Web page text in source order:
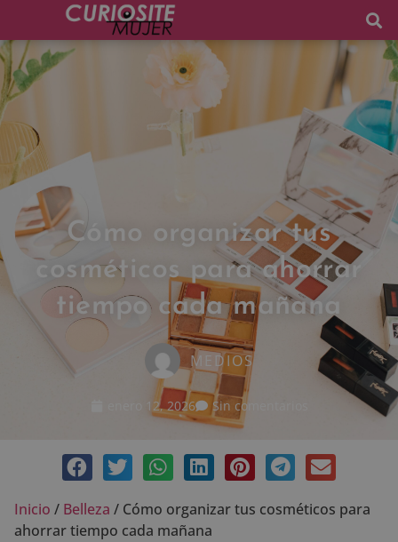
Cómo organizar tus
cosméticos para ahorrar
tiempo cada mañana
MEDIOS
enero 12, 2026 Sin comentarios
Inicio / Belleza / Cómo organizar tus cosméticos para
ahorrar tiempo cada mañana